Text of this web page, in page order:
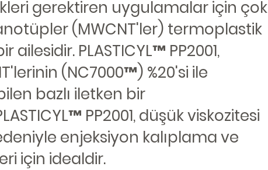
gerektiren uygulamalar için çok
(MWCNT'ler) termoplastik
PLASTICYL™ PP2001,
(NC7000™) %20'si ile
bazlı iletken bir
PP2001, düşük viskozitesi
enjeksiyon kalıplama ve
için idealdir.